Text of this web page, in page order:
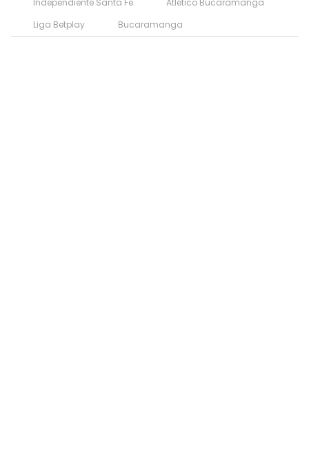
Liga Betplay
Bucaramanga